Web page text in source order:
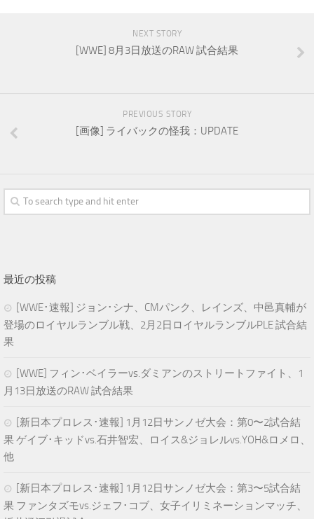
NEXT STORY
[WWE] 8月3日放送のRAW 試合結果
PREVIOUS STORY
[画像] ライバックの怪我：UPDATE
最近の投稿
[WWE･速報] ジョン･シナ、CMパンク、レインズ、中邑真輔が
登場のロイヤルランブル戦、2月2日ロイヤルランブルPLE 試合結
果
[WWE] フィン･ベイラーvs.ダミアンのストリートファイト、1
月13日放送のRAW 試合結果
[新日本プロレス･速報] 1月12日サンノゼ大会：第0〜2試合結
果 ゲイブ･キッドvs.石井智宏、ロイス&ジョレルvs.YOH&ロメロ、
他
[新日本プロレス･速報] 1月12日サンノゼ大会：第3〜5試合結
果 ファンタズモvs.ジェフ･コブ、女子イリミネーションマッチ、